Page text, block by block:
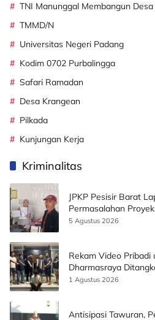
TNI Manunggal Membangun Desa
TMMD/N
Universitas Negeri Padang
Kodim 0702 Purbalingga
Safari Ramadan
Desa Krangean
Pilkada
Kunjungan Kerja
Kriminalitas
JPKP Pesisir Barat
Permasalahan
5 Agustus 2026
Rekam Video Pribadi
Dharmasraya
Korban
1 Agustus 2026
Antisipasi Tawuran,